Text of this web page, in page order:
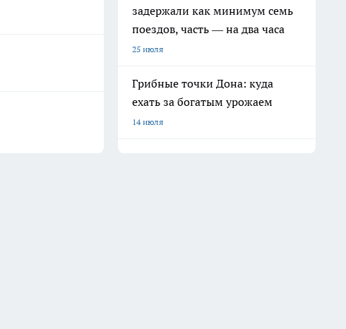
задержали как минимум семь
поездов, часть — на два часа
25 июля
Грибные точки Дона: куда
ехать за богатым урожаем
14 июля